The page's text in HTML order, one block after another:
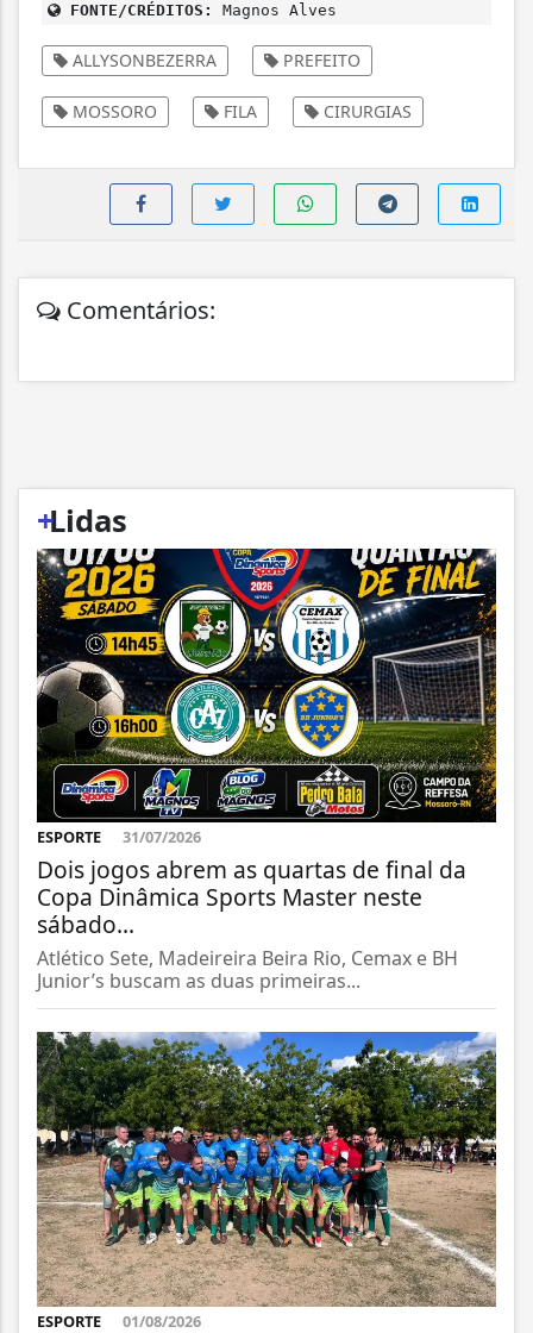
FONTE/CRÉDITOS: Magnos Alves
ALLYSONBEZERRA PREFEITO
MOSSORO FILA CIRURGIAS
Comentários:
+
Lidas
ESPORTE 31/07/2026
Dois jogos abrem as quartas de final da
Copa Dinâmica Sports Master neste
sábado...
Atlético Sete, Madeireira Beira Rio, Cemax e BH
Junior’s buscam as duas primeiras...
ESPORTE 01/08/2026